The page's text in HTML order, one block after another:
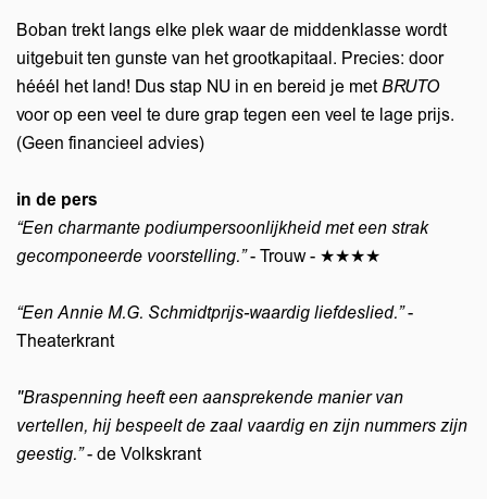
Boban trekt langs elke plek waar de middenklasse wordt
uitgebuit ten gunste van het grootkapitaal. Precies: door
hééél het land! Dus stap NU in en bereid je metBRUTO
voor op een veel te dure grap tegen een veel te lage prijs.
(Geen financieel advies)
in de pers
“Een charmante podiumpersoonlijkheid met een strak
gecomponeerde voorstelling.”- Trouw - ★★★★
“Een Annie M.G. Schmidtprijs-waardig liefdeslied.”-
Theaterkrant
"Braspenning heeft een aansprekende manier van
vertellen, hij bespeelt de zaal vaardig en zijn nummers zijn
geestig.”- de Volkskrant